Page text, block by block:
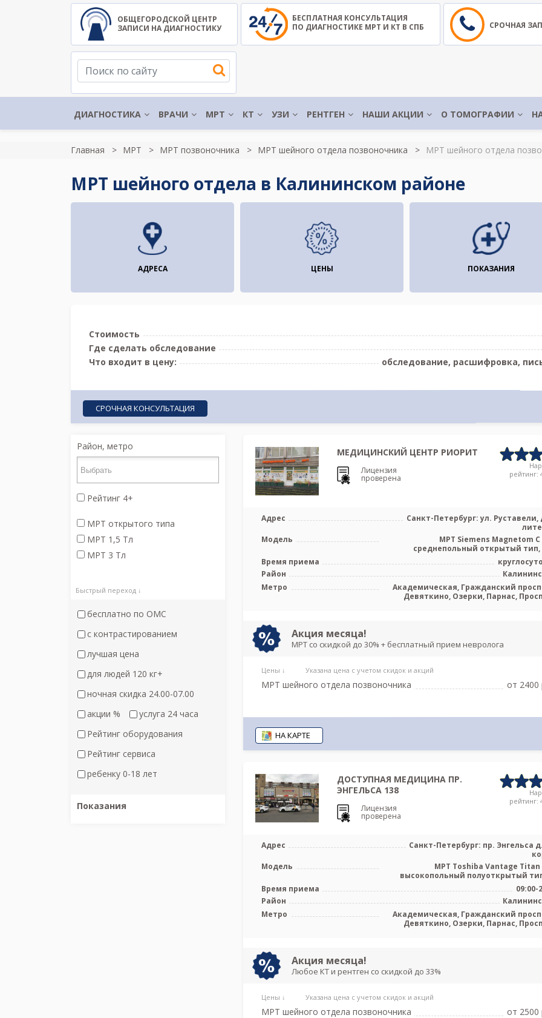
ОБЩЕГОРОДСКОЙ ЦЕНТР
ЗАПИСИ НА ДИАГНОСТИКУ
БЕСПЛАТНАЯ КОНСУЛЬТАЦИЯ
ПО ДИАГНОСТИКЕ МРТ И КТ В СПБ
СРОЧНАЯ
ДИАГНОСТИКА ВРАЧИ МРТ КТ УЗИ РЕНТГЕН НАШИ АКЦИИ О ТОМОГРАФИИ
Главная МРТ МРТ позвоночника МРТ шейного отдела позвоночника МРТ шейного отдела
МРТ шейного отдела в Калининском районе
АДРЕСА ЦЕНЫ ПОКАЗАНИЯ
Стоимость
Где сделать обследование
Что входит в цену:
обследование, расшифровка,
СРОЧНАЯ КОНСУЛЬТАЦИЯ
Район, метро
Рейтинг 4+
МРТ открытого типа
МРТ 1,5 Тл
МРТ 3 Тл
Быстрый переход ↓
бесплатно по ОМС
с контрастированием
лучшая цена
для людей 120 кг+
ночная скидка 24.00-07.00
акции %
услуга 24 часа
Рейтинг оборудования
Рейтинг сервиса
ребенку 0-18 лет
Показания
МЕДИЦИНСКИЙ ЦЕНТР РИОРИТ
Лицензия
проверена
рейтинг:
Адрес
Санкт-Петербург: ул. Руставели,
Модель
МРТ Siemens Magnetom C
среднепольный открытый тип,
Время приема
Район
Метро
Академическая, Гражданский
Девяткино, Озерки, Парнас,
Акция месяца!
МРТ со скидкой до 30% + бесплатный прием невролога
Цены ↓ Указана цена с учетом скидок и акций
МРТ шейного отдела позвоночника от 2400
НА КАРТЕ
ДОСТУПНАЯ МЕДИЦИНА ПР.
ЭНГЕЛЬСА 138
Лицензия
проверена
рейтинг:
Адрес
Санкт-Петербург: пр. Энгельса
Модель
МРТ Toshiba Vantage Titan
высокопольный полуоткрытый
Время приема
09:00-
Район
Метро
Академическая, Гражданский
Девяткино, Озерки, Парнас,
Акция месяца!
Любое КТ и рентген со скидкой до 33%
Цены ↓ Указана цена с учетом скидок и акций
МРТ шейного отдела позвоночника от 2500